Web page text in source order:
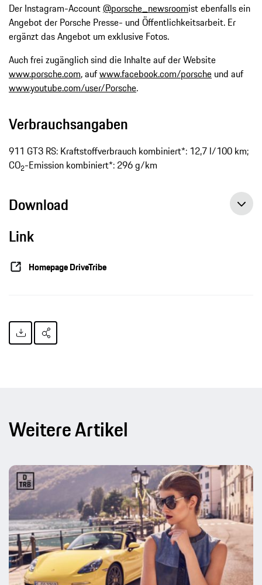
Der Instagram-Account@porsche_newsroomist ebenfalls ein
Angebot der Porsche Presse- und Öffentlichkeitsarbeit. Er
ergänzt das Angebot um exklusive Fotos.
Auch frei zugänglich sind die Inhalte auf der Website
www.porsche.com, aufwww.facebook.com/porsche und auf
www.youtube.com/user/Porsche.
Verbrauchsangaben
911 GT3 RS: Kraftstoffverbrauch kombiniert*: 12,7 l/100 km;
CO2-Emission kombiniert*: 296 g/km
Download
Link
Homepage DriveTribe
Weitere Artikel